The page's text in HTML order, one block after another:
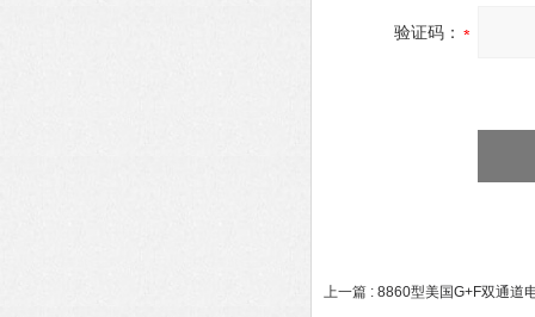
验证码：
上一篇 : 8860型美国G+F双通道